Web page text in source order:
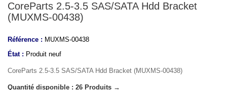
CoreParts 2.5-3.5 SAS/SATA Hdd Bracket
(MUXMS-00438)
Référence : MUXMS-00438
État : Produit neuf
CoreParts 2.5-3.5 SAS/SATA Hdd Bracket (MUXMS-00438)
Quantité disponible : 26 Produits →